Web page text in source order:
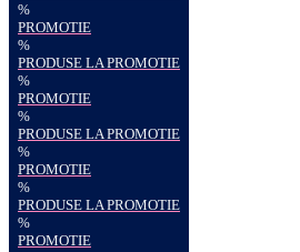
%
PROMOTIE
%
PRODUSE LA PROMOTIE
%
PROMOTIE
%
PRODUSE LA PROMOTIE
%
PROMOTIE
%
PRODUSE LA PROMOTIE
%
PROMOTIE